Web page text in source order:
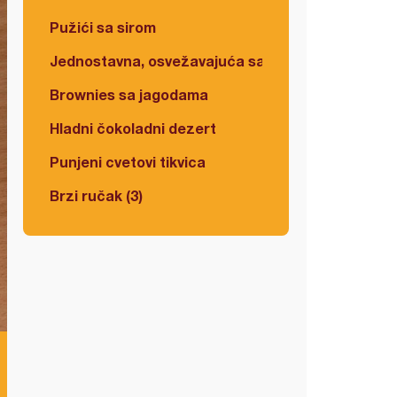
Pužići sa sirom
Jednostavna, osvežavajuća salata
Brownies sa jagodama
Hladni čokoladni dezert
Punjeni cvetovi tikvica
Brzi ručak (3)